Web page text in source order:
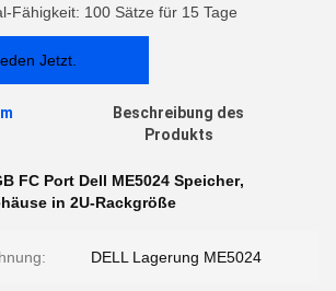
Fähigkeit: 100 Sätze für 15 Tage
Jetzt.
Beschreibung des
Produkts
FC Port Dell ME5024 Speicher,
in 2U-Rackgröße
DELL Lagerung ME5024